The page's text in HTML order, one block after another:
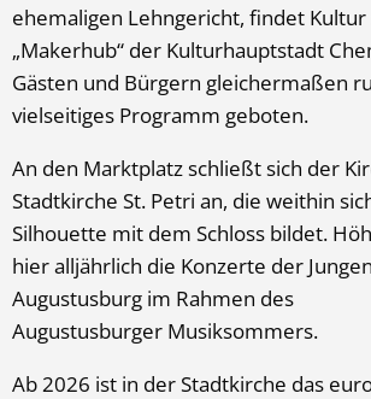
ehemaligen Lehngericht, findet Kultur
„Makerhub“ der Kulturhauptstadt
Gästen und Bürgern gleichermaßen
vielseitiges Programm geboten.
An den Marktplatz schließt sich der
Stadtkirche St. Petri an, die weithin
Silhouette mit dem Schloss bildet.
hier alljährlich die Konzerte der
Augustusburg im Rahmen des
Augustusburger Musiksommers.
Ab 2026 ist in der Stadtkirche das